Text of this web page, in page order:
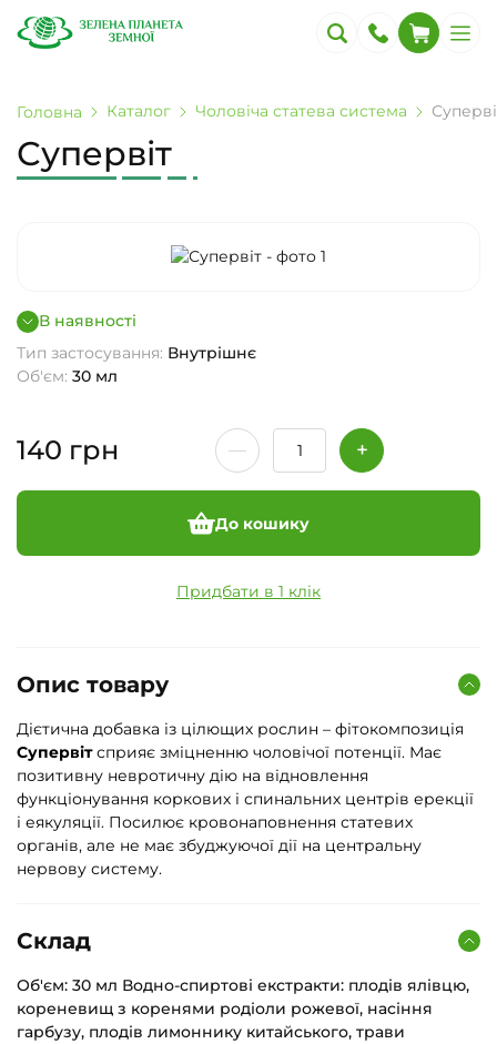
Головна Каталог Чоловіча статева система
Супервіт
В наявності
Тип застосування: Внутрішнє
Об'єм: 30 мл
140 грн
До кошику
Придбати в 1 клік
Опис товару
Дієтична добавка із цілющих рослин – фітокомпозиція
Супервітсприяє зміцненню чоловічої потенції. Має
позитивну невротичну дію на відновлення
функціонування коркових і спинальних центрів ерекції
і еякуляції. Посилює кровонаповнення статевих
органів, але не має збуджуючої дії на центральну
нервову систему.
Склад
Об'єм: 30 мл Водно-спиртові екстракти: плодів ялівцю,
кореневищ з коренями родіоли рожевої, насіння
гарбузу, плодів лимоннику китайського, трави